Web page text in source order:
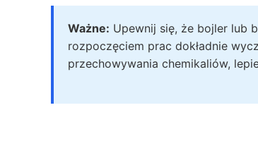
Ważne: Upewnij się, że bojler lub
rozpoczęciem prac dokładnie
przechowywania chemikaliów,